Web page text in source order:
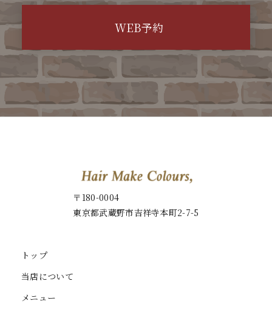
WEB予約
〒180-0004
東京都武蔵野市吉祥寺本町2-7-5
トップ
当店について
メニュー